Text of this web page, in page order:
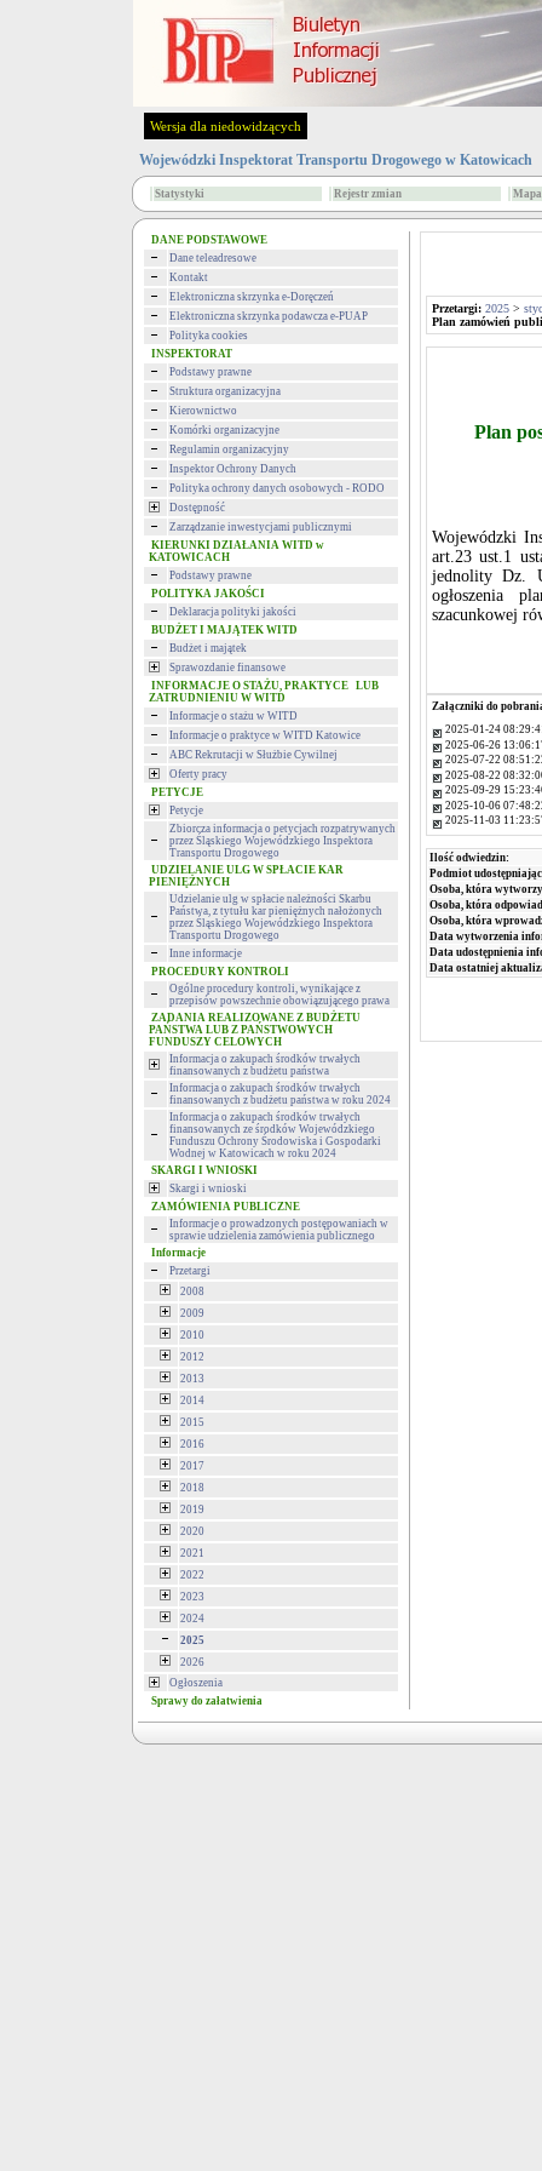
Wersja dla niedowidzących
Wojewódzki Inspektorat Transportu Drogowego w Katowicach
Statystyki Rejestr zmian
DANE PODSTAWOWE
Dane teleadresowe
Kontakt
Elektroniczna skrzynka e-Doręczeń
Elektroniczna skrzynka podawcza e-PUAP
Polityka cookies
INSPEKTORAT
Podstawy prawne
Struktura organizacyjna
Kierownictwo
Komórki organizacyjne
Regulamin organizacyjny
Inspektor Ochrony Danych
Polityka ochrony danych osobowych - RODO
Dostępność
Zarządzanie inwestycjami publicznymi
KIERUNKI DZIAŁANIA WITD w
KATOWICACH
Podstawy prawne
POLITYKA JAKOŚCI
Deklaracja polityki jakości
BUDŻET I MAJĄTEK WITD
Budżet i majątek
Sprawozdanie finansowe
INFORMACJE O STAŻU, PRAKTYCE LUB
ZATRUDNIENIU W WITD
Informacje o stażu w WITD
Informacje o praktyce w WITD Katowice
ABC Rekrutacji w Służbie Cywilnej
Oferty pracy
PETYCJE
Petycje
Zbiorcza informacja o petycjach rozpatrywanych
przez Śląskiego Wojewódzkiego Inspektora
Transportu Drogowego
UDZIELANIE ULG W SPŁACIE KAR
PIENIĘŻNYCH
Udzielanie ulg w spłacie należności Skarbu
Państwa, z tytułu kar pieniężnych nałożonych
przez Śląskiego Wojewódzkiego Inspektora
Transportu Drogowego
Inne informacje
PROCEDURY KONTROLI
Ogólne procedury kontroli, wynikające z
przepisów powszechnie obowiązującego prawa
ZADANIA REALIZOWANE Z BUDŻETU
PAŃSTWA LUB Z PAŃSTWOWYCH
FUNDUSZY CELOWYCH
Informacja o zakupach środków trwałych
finansowanych z budżetu państwa
Informacja o zakupach środków trwałych
finansowanych z budżetu państwa w roku 2024
Informacja o zakupach środków trwałych
finansowanych ze środków Wojewódzkiego
Funduszu Ochrony Środowiska i Gospodarki
Wodnej w Katowicach w roku 2024
SKARGI I WNIOSKI
Skargi i wnioski
ZAMÓWIENIA PUBLICZNE
Informacje o prowadzonych postępowaniach w
sprawie udzielenia zamówienia publicznego
Informacje
Przetargi
2008
2009
2010
2012
2013
2014
2015
2016
2017
2018
2019
2020
2021
2022
2023
2024
2025
2026
Ogłoszenia
Sprawy do załatwienia
Przetargi: 2025 >
Plan zamówień
Plan
Wojewódzki
art.23 ust.1
jednolity Dz.
ogłoszenia
szacunkowej
Załączniki do
2025-01-24
2025-06-26
2025-07-22
2025-08-22
2025-09-29
2025-10-06
2025-11-03
Ilość odwiedzin:
Podmiot
Osoba, która
Osoba, która
Osoba, która
Data wytworzenia
Data udostępnienia
Data ostatniej